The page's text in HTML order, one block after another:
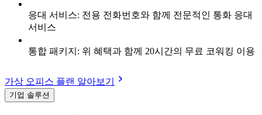
응대 서비스: 전용 전화번호와 함께 전문적인 통화 응대
서비스
통합 패키지: 위 혜택과 함께 20시간의 무료 코워킹 이용
가상 오피스 플랜 알아보기
기업 솔루션